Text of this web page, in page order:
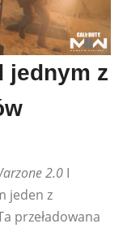
jednym z
2.0 I
jeden z
przeładowana